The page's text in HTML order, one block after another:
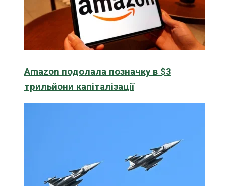
Amazon подолала позначку в $3
трильйони капіталізації